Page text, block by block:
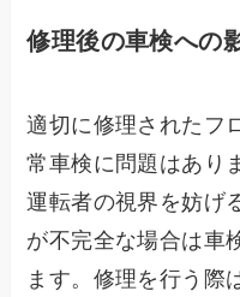
修理後の車検への
適切に修理されたフ
常車検に問題はあり
運転者の視界を妨げ
が不完全な場合は車
ます。修理を行う際